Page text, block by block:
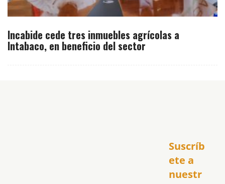
Incabide cede tres inmuebles agrícolas a
Intabaco, en beneficio del sector
Suscríb
ete a
nuestr